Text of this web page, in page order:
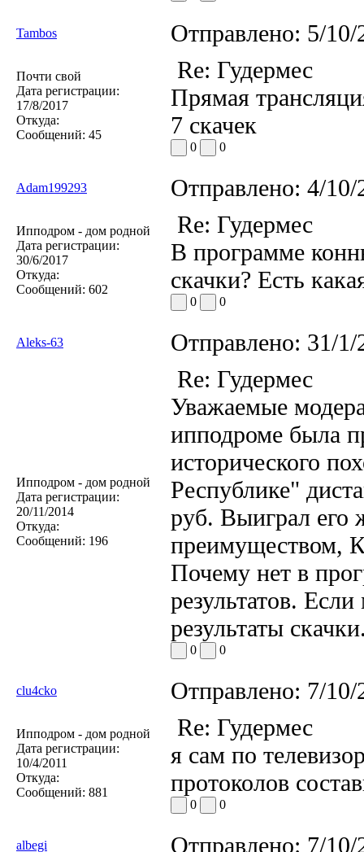
Tambos Отправлено: 5/
Почти свой
Дата регистрации:
17/8/2017
Откуда:
Сообщений: 45
Re: Гудермес
Прямая
7 скачек
0 0
Adam199293 Отправлено: 4/
Ипподром - дом родной
Дата регистрации:
30/6/2017
Откуда:
Сообщений: 602
Re: Гудермес
В программе
скачки? Есть
0 0
Aleks-63 Отправлено: 31/
Ипподром - дом родной
Дата регистрации:
20/11/2014
Откуда:
Сообщений: 196
Re: Гудермес
Уважаемые
ипподроме была
исторического
Республике"
руб. Выиграл
преимуществом,
Почему нет в
результатов.
результаты
0 0
clu4cko Отправлено: 7/
Ипподром - дом родной
Дата регистрации:
10/4/2011
Откуда:
Сообщений: 881
Re: Гудермес
я сам по
протоколов
0 0
albegi Отправлено: 7/